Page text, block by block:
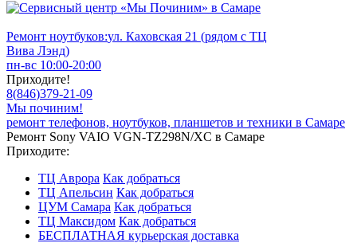
Ремонт ноутбуков:ул. Каховская 21 (рядом с ТЦ
Вива Лэнд)
пн-вс 10:00-20:00
Приходите!
8(846)379-21-09
Мы починим!
ремонт телефонов, ноутбуков, планшетов и техники в Самаре
Ремонт Sony VAIO VGN-TZ298N/XC в Самаре
Приходите:
ТЦ Аврора Как добраться
ТЦ Апельсин Как добраться
ЦУМ Самара Как добраться
ТЦ Максидом Как добраться
БЕСПЛАТНАЯ курьерская доставка